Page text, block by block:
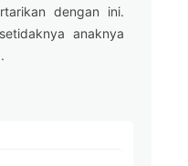
dengan ini.
anaknya